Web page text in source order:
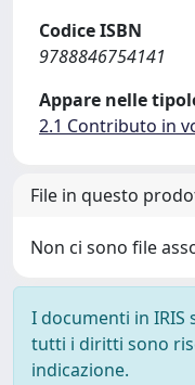
Codice ISBN
9788846754141
Appare nelle
2.1 Contributo in
File in questo
Non ci sono file
I documenti in
tutti i diritti sono
indicazione.